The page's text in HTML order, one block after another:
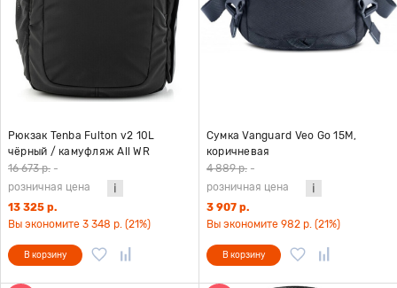
Рюкзак Tenba Fulton v2 10L
чёрный / камуфляж All WR
16 673 р. -
розничная цена
13 325 р.
Вы экономите 3 348 р. (21%)
В корзину
Сумка Vanguard Veo Go 15M,
коричневая
4 889 р. -
розничная цена
3 907 р.
Вы экономите 982 р. (21%)
В корзину